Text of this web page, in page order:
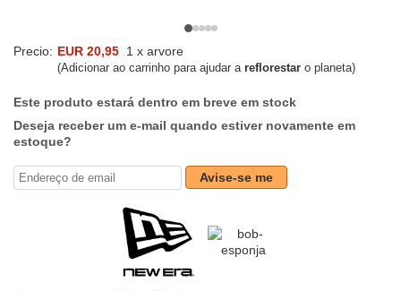
Precio: EUR 20,95 1 x arvore
(Adicionar ao carrinho para ajudar a reflorestar o planeta)
Este produto estará dentro em breve em stock
Deseja receber um e-mail quando estiver novamente em
estoque?
Avise-se me